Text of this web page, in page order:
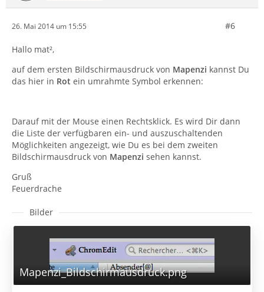
26. Mai 2014 um 15:55 #6
Hallo mat²,
auf dem ersten Bildschirmausdruck von Mapenzi kannst Du
das hier in Rot ein umrahmte Symbol erkennen:
Darauf mit der Mouse einen Rechtsklick. Es wird Dir dann
die Liste der verfügbaren ein- und auszuschaltenden
Möglichkeiten angezeigt, wie Du es bei dem zweiten
Bildschirmausdruck von Mapenzi sehen kannst.
Gruß
Feuerdrache
Bilder
Mapenzi_Bildschirmausdruck.png